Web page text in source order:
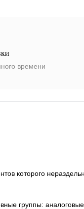
времени
которого
группы: